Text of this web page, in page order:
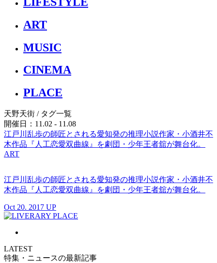
ART
MUSIC
CINEMA
PLACE
天野天街 / タグ一覧
開催日：11.02 - 11.08
江戸川乱歩の師匠とされる愛知発の推理小説作家・小酒井不
木作品『人工恋愛双曲線』を劇団・少年王者舘が舞台化。
ART
江戸川乱歩の師匠とされる愛知発の推理小説作家・小酒井不
木作品『人工恋愛双曲線』を劇団・少年王者舘が舞台化。
Oct 20. 2017 UP
LATEST
特集・ニュースの最新記事